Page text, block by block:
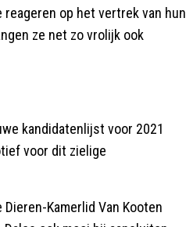
op het vertrek van hun
ze net zo vrolijk ook
kandidatenlijst voor 2021
voor dit zielige
Kamerlid Van Kooten